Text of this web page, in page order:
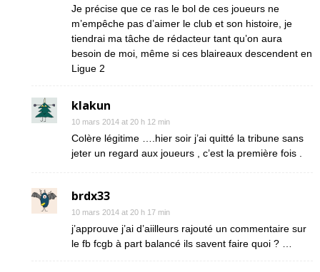
Je précise que ce ras le bol de ces joueurs ne
m’empêche pas d’aimer le club et son histoire, je
tiendrai ma tâche de rédacteur tant qu’on aura
besoin de moi, même si ces blaireaux descendent en
Ligue 2
klakun
10 mars 2014 at 20 h 12 min
Colère légitime ….hier soir j’ai quitté la tribune sans
jeter un regard aux joueurs , c’est la première fois .
brdx33
10 mars 2014 at 20 h 17 min
j’approuve j’ai d’aiilleurs rajouté un commentaire sur
le fb fcgb à part balancé ils savent faire quoi ? …